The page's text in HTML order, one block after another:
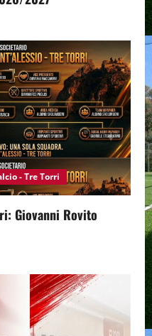
- Tre Torri
Giovanni Rovito